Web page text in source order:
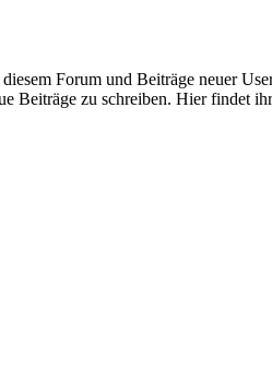
Forum und Beiträge neuer
Beiträge zu schreiben. Hier findet